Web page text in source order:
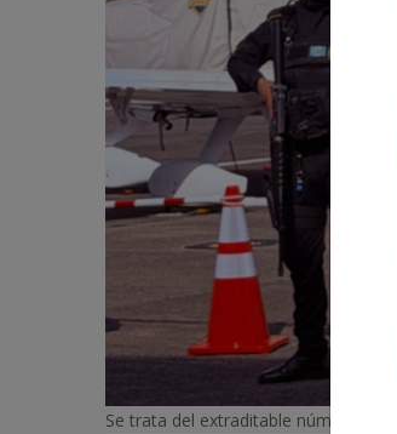
Se trata del extraditable número 27